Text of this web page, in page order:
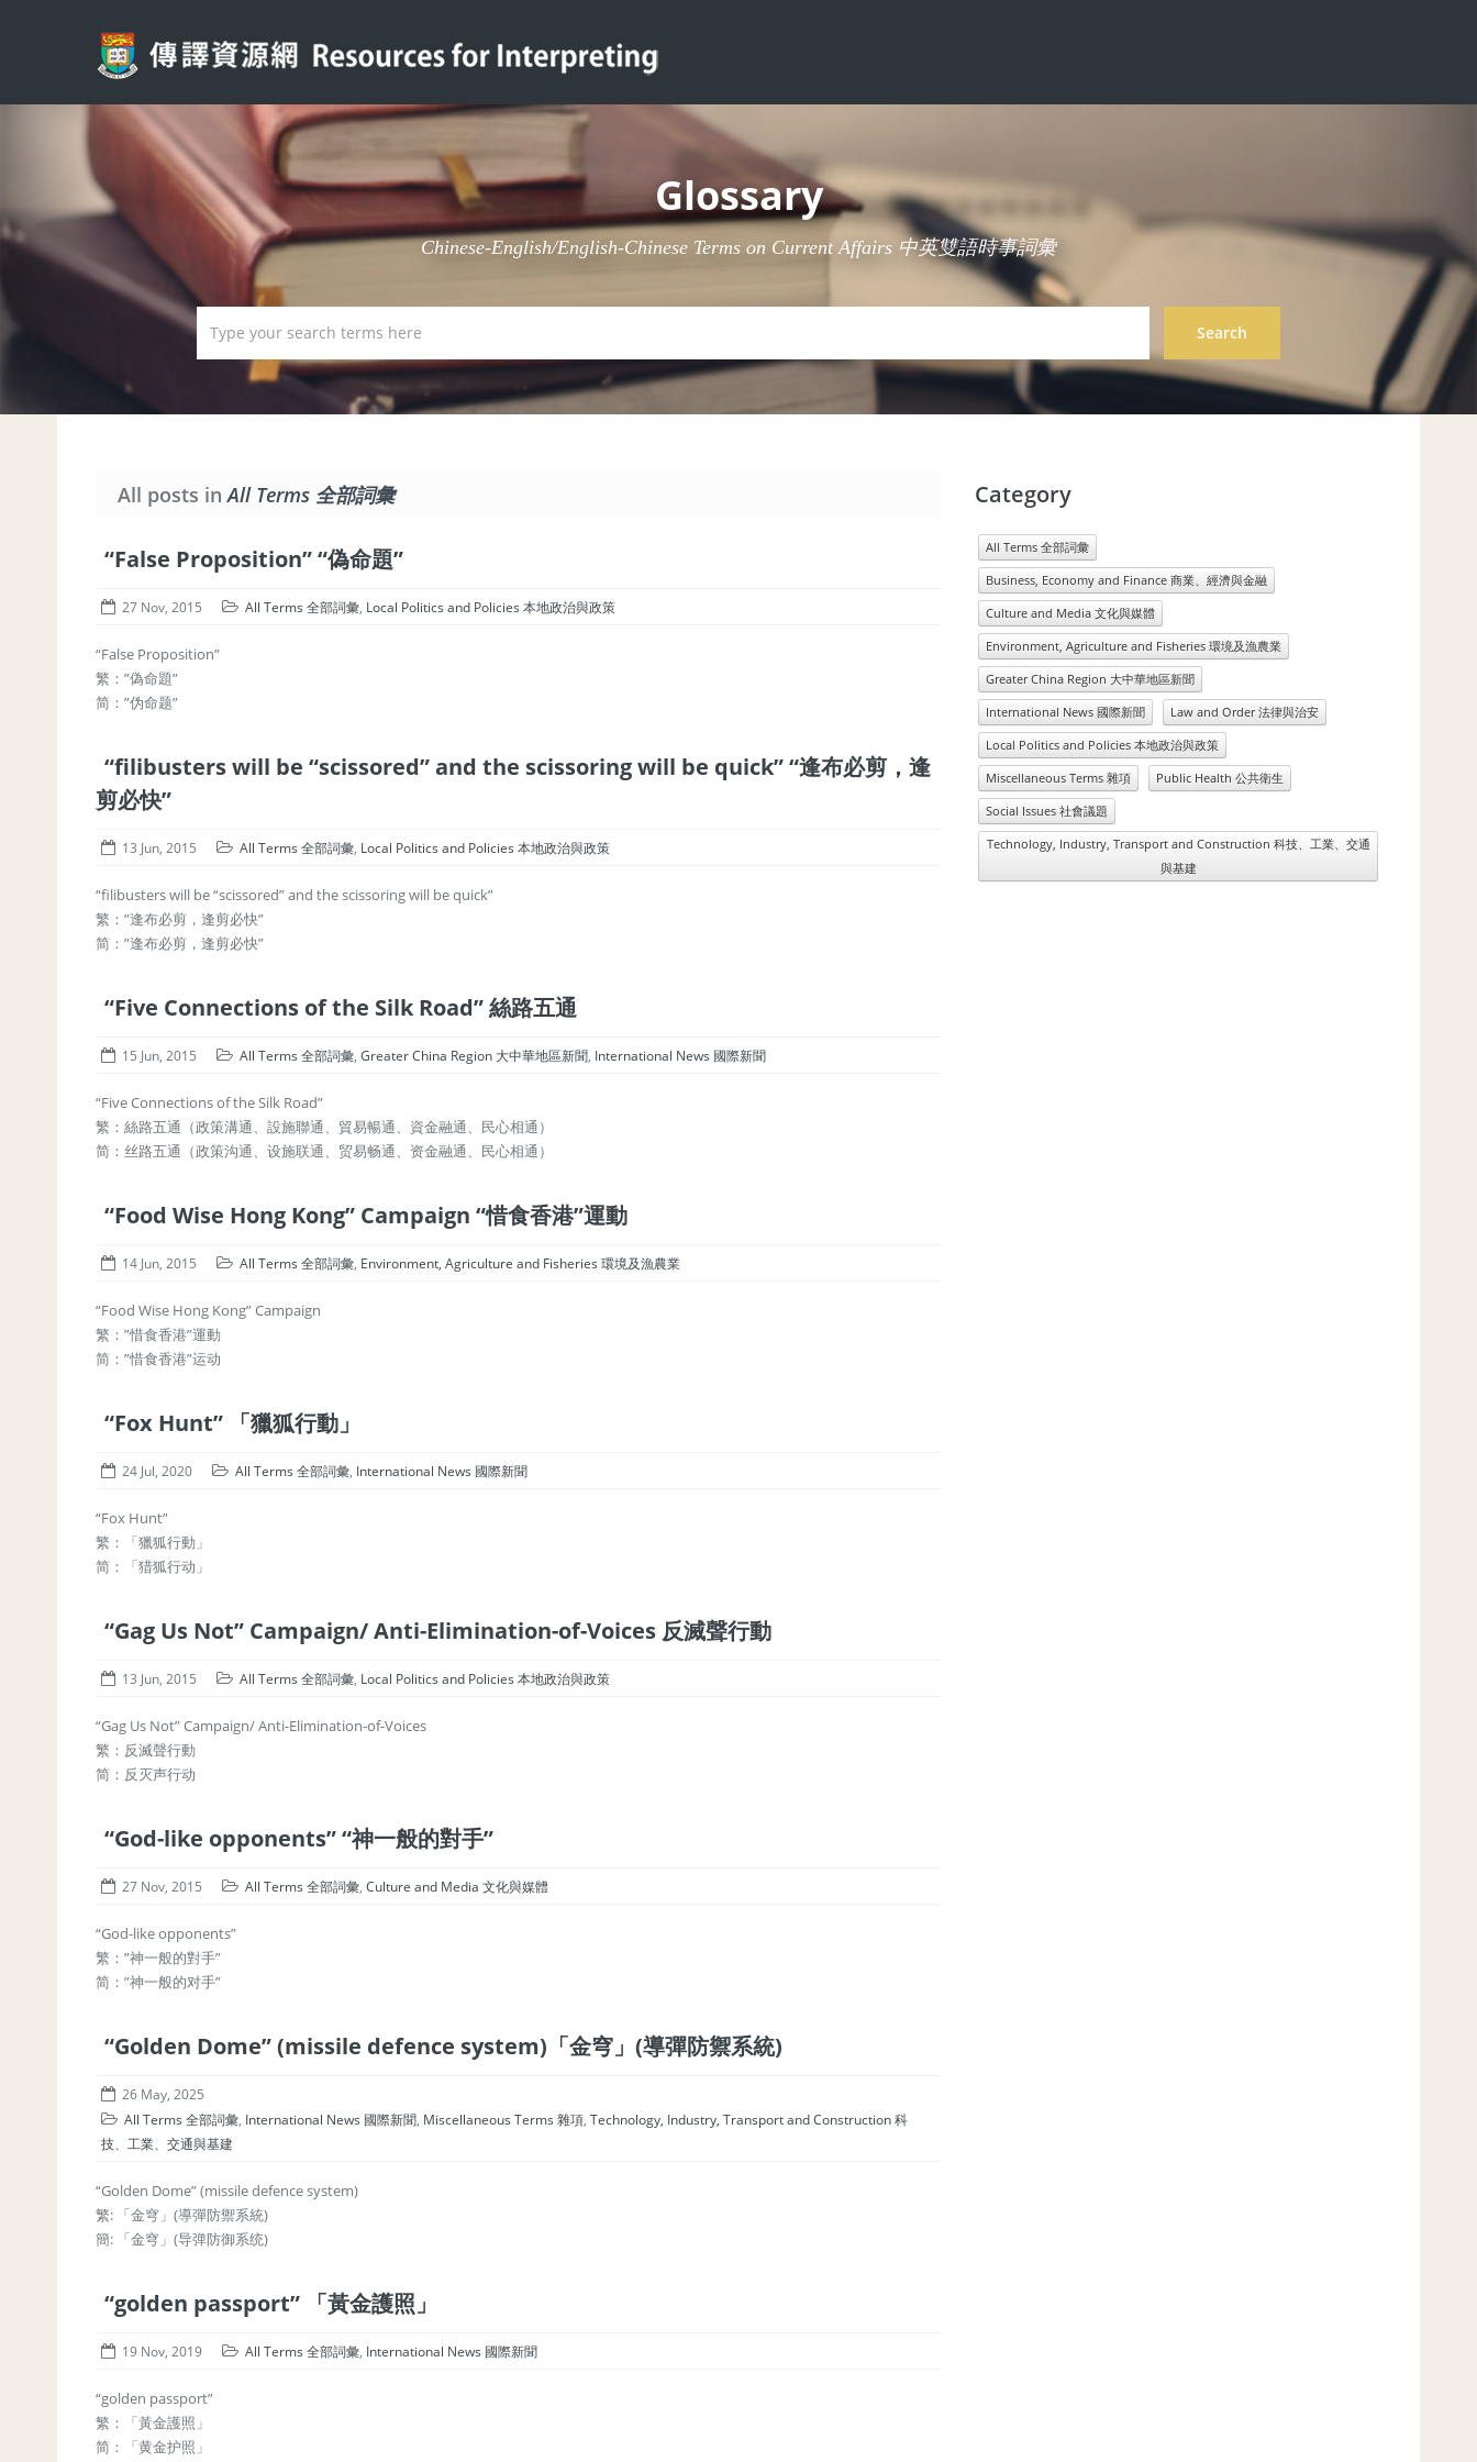
Glossary
Chinese-English/English-Chinese Terms on Current Affairs 中英雙語時事詞彙
All posts inAll Terms 全部詞彙
“False Proposition” “偽命題”
27 Nov, 2015 All Terms 全部詞彙, Local Politics and Policies 本地政治與政策
“False Proposition”
繁：”偽命題”
简：”伪命题”
“filibusters will be “scissored” and the scissoring will be quick” “逢布必剪，逢
剪必快”
13 Jun, 2015 All Terms 全部詞彙, Local Politics and Policies 本地政治與政策
“filibusters will be “scissored” and the scissoring will be quick”
繁：”逢布必剪，逢剪必快”
简：”逢布必剪，逢剪必快”
“Five Connections of the Silk Road” 絲路五通
15 Jun, 2015 All Terms 全部詞彙, Greater China Region 大中華地區新聞, International News 國際新聞
“Five Connections of the Silk Road”
繁：絲路五通（政策溝通、設施聯通、貿易暢通、資金融通、民心相通）
简：丝路五通（政策沟通、设施联通、贸易畅通、资金融通、民心相通）
“Food Wise Hong Kong” Campaign “惜食香港”運動
14 Jun, 2015 All Terms 全部詞彙, Environment, Agriculture and Fisheries 環境及漁農業
“Food Wise Hong Kong” Campaign
繁：”惜食香港”運動
简：”惜食香港”运动
“Fox Hunt” 「獵狐行動」
24 Jul, 2020 All Terms 全部詞彙, International News 國際新聞
“Fox Hunt”
繁：「獵狐行動」
简：「猎狐行动」
“Gag Us Not” Campaign/ Anti-Elimination-of-Voices 反滅聲行動
13 Jun, 2015 All Terms 全部詞彙, Local Politics and Policies 本地政治與政策
“Gag Us Not” Campaign/ Anti-Elimination-of-Voices
繁：反滅聲行動
简：反灭声行动
“God-like opponents” “神一般的對手”
27 Nov, 2015 All Terms 全部詞彙, Culture and Media 文化與媒體
“God-like opponents”
繁：”神一般的對手”
简：”神一般的对手”
“Golden Dome” (missile defence system)「金穹」(導彈防禦系統)
26 May, 2025
All Terms 全部詞彙, International News 國際新聞, Miscellaneous Terms 雜項, Technology, Industry, Transport and Construction 科
技、工業、交通與基建
“Golden Dome” (missile defence system)
繁: 「金穹」(導彈防禦系統)
簡: 「金穹」(导弹防御系统)
“golden passport” 「黃金護照」
19 Nov, 2019 All Terms 全部詞彙, International News 國際新聞
“golden passport”
繁：「黃金護照」
简：「黄金护照」
Category
All Terms 全部詞彙
Business, Economy and Finance 商業、經濟與金融
Culture and Media 文化與媒體
Environment, Agriculture and Fisheries 環境及漁農業
Greater China Region 大中華地區新聞
International News 國際新聞
Law and Order 法律與治安
Local Politics and Policies 本地政治與政策
Miscellaneous Terms 雜項
Public Health 公共衛生
Social Issues 社會議題
Technology, Industry, Transport and Construction 科技、工業、交通
與基建